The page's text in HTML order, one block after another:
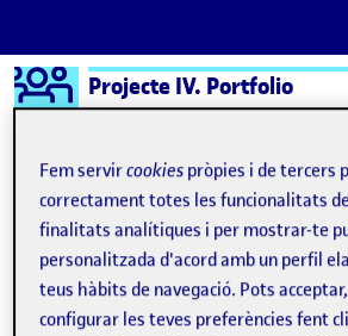
Saltar al contingut
Logo Ágora
Projecte IV. Portfolio
Semestre 20152 - Aula 1 Quelic Berga
Quelic Berga
Fem servircookies pròpies i de tercers
correctament totes les funcionalitats
finalitats analítiques i per mostrar-te
personalitzada d'acord amb un perfil
teus hàbits de navegació. Pots
configurar les teves preferències fent